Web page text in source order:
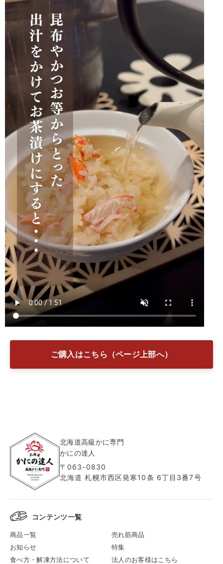
ご購入はこちら（ページ上部へ）
北海道高級かに専門
かにの達人
〒063-0830
北海道 札幌市西区発寒10条 6丁目3番7号
コンテンツ一覧
商品一覧
売れ筋商品
お知らせ
特集
食べ方・解凍方法について
法人のお客様はこちら